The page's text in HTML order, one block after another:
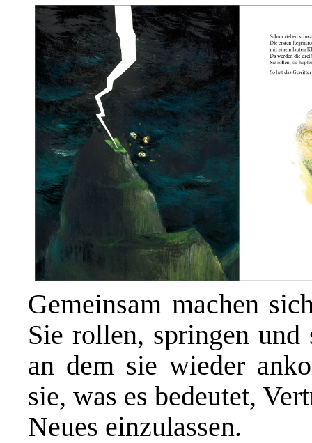
Gemeinsam machen
Sie rollen, springen und
an dem sie wieder
sie, was es bedeutet,
Neues einzulassen.